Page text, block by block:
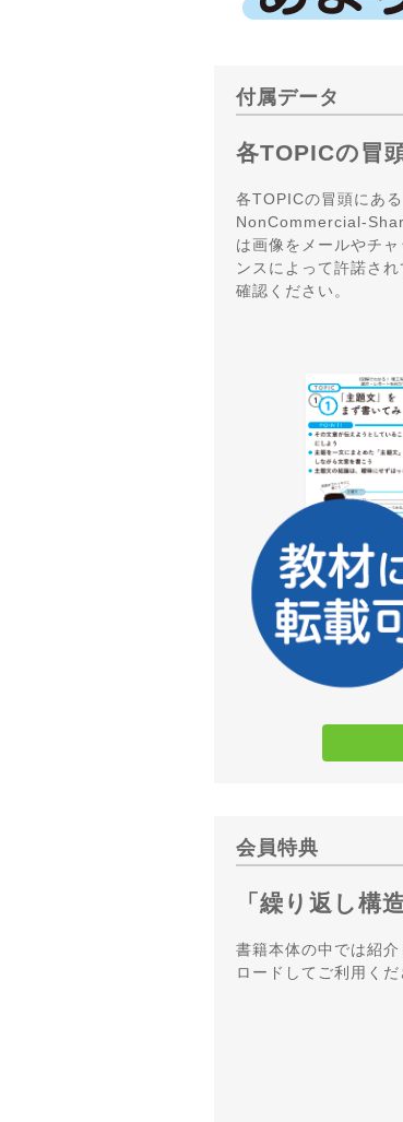
付属データ
各TOPICの冒
各TOPICの冒頭にあ
NonCommercial-
は画像をメールやチ
ンスによって許諾さ
確認ください。
会員特典
「繰り返し構
書籍本体の中では紹
ロードしてご利用くだ